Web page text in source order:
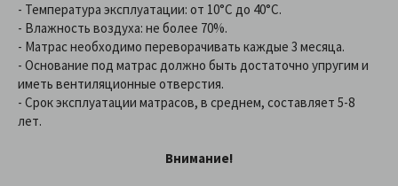
- Температура эксплуатации: от 10°С до 40°С.
- Влажность воздуха: не более 70%.
- Матрас необходимо переворачивать каждые 3 месяца.
- Основание под матрас должно быть достаточно упругим и
иметь вентиляционные отверстия.
- Срок эксплуатации матрасов, в среднем, составляет 5-8
лет.
Внимание!